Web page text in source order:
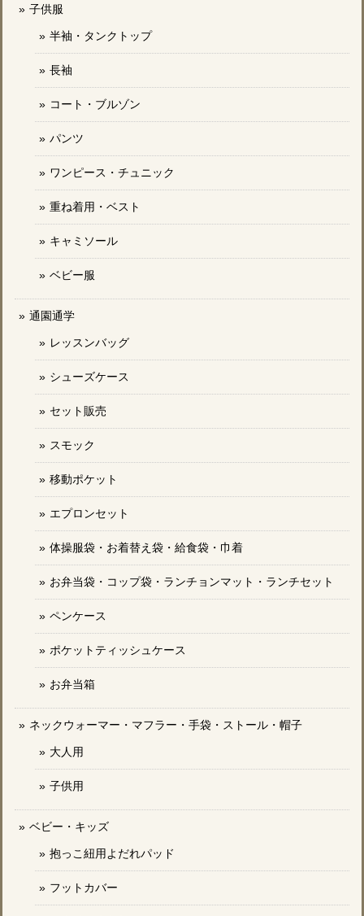
子供服
半袖・タンクトップ
長袖
コート・ブルゾン
パンツ
ワンピース・チュニック
重ね着用・ベスト
キャミソール
ベビー服
通園通学
レッスンバッグ
シューズケース
セット販売
スモック
移動ポケット
エプロンセット
体操服袋・お着替え袋・給食袋・巾着
お弁当袋・コップ袋・ランチョンマット・ランチセット
ペンケース
ポケットティッシュケース
お弁当箱
ネックウォーマー・マフラー・手袋・ストール・帽子
大人用
子供用
ベビー・キッズ
抱っこ紐用よだれパッド
フットカバー